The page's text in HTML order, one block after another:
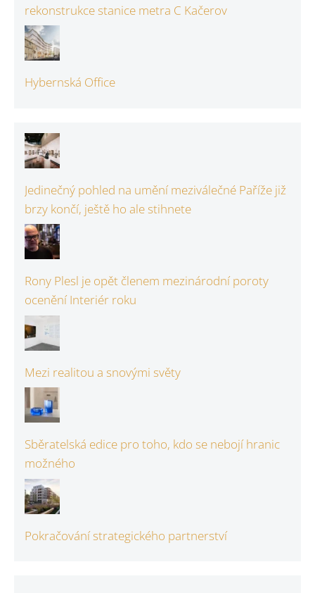
rekonstrukce stanice metra C Kačerov
Hybernská Office
Jedinečný pohled na umění meziválečné Paříže již
brzy končí, ještě ho ale stihnete
Rony Plesl je opět členem mezinárodní poroty
ocenění Interiér roku
Mezi realitou a snovými světy
Sběratelská edice pro toho, kdo se nebojí hranic
možného
Pokračování strategického partnerství